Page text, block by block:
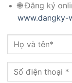
🌐 Đăng ký